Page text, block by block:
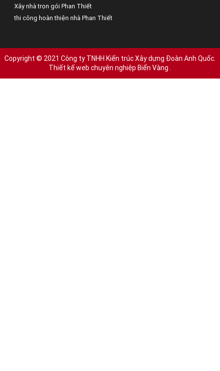
Xây nhà trọn gói Phan Thiết
thi công hoàn thiện nhà Phan Thiết
Copyright © 2021 Công ty TNHH Kiến trúc Xây dựng Đoàn Anh Quốc.
Thiết kế web chuyên nghiệp Biển Vàng .